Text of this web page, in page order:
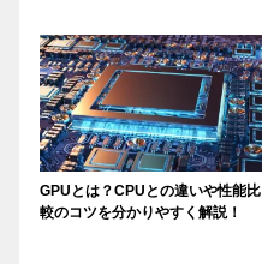
GPUとは？CPUとの違いや性能比
較のコツを分かりやすく解説！